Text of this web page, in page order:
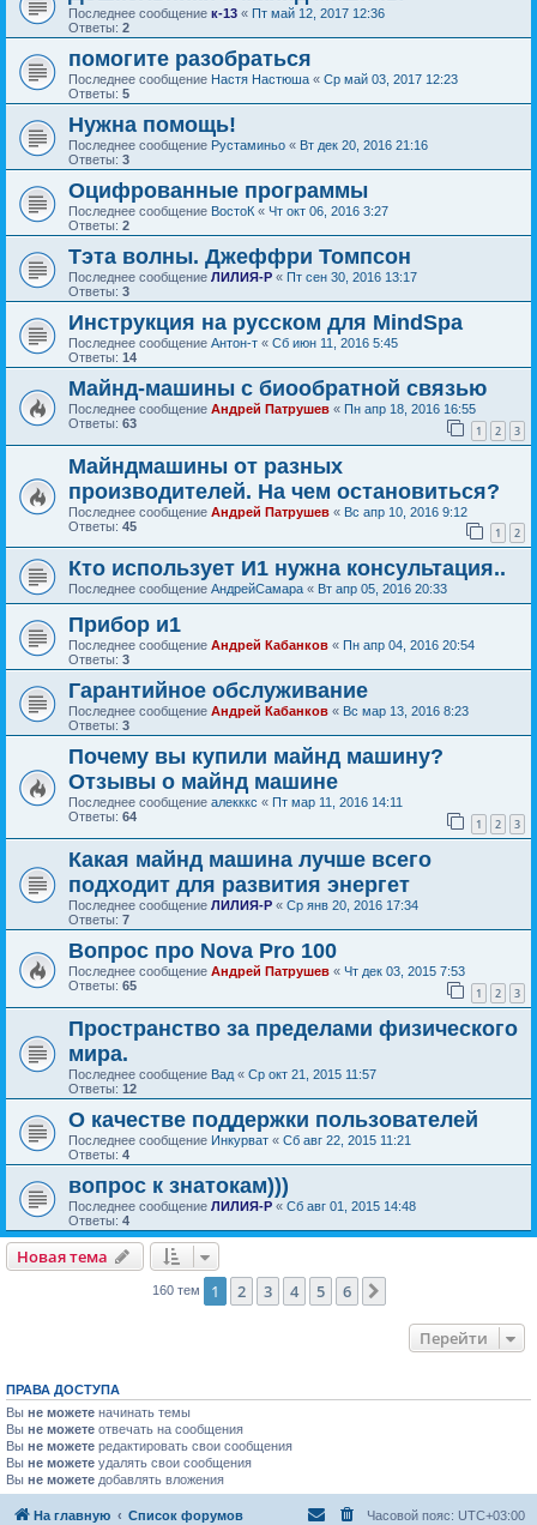
Последнее сообщение к-13 « Пт май 12, 2017 12:36
Ответы: 2
помогите разобраться
Последнее сообщение Настя Настюша « Ср май 03, 2017 12:23
Ответы: 5
Нужна помощь!
Последнее сообщение Рустаминьо « Вт дек 20, 2016 21:16
Ответы: 3
Оцифрованные программы
Последнее сообщение ВостоК « Чт окт 06, 2016 3:27
Ответы: 2
Тэта волны. Джеффри Томпсон
Последнее сообщение ЛИЛИЯ-Р « Пт сен 30, 2016 13:17
Ответы: 3
Инструкция на русском для MindSpa
Последнее сообщение Антон-т « Сб июн 11, 2016 5:45
Ответы: 14
Майнд-машины с биообратной связью
Последнее сообщение Андрей Патрушев « Пн апр 18, 2016 16:55
Ответы: 63 1 2 3
Майндмашины от разных
производителей. На чем остановиться?
Последнее сообщение Андрей Патрушев « Вс апр 10, 2016 9:12
Ответы: 45 1 2
Кто использует И1 нужна консультация..
Последнее сообщение АндрейСамара « Вт апр 05, 2016 20:33
Прибор и1
Последнее сообщение Андрей Кабанков « Пн апр 04, 2016 20:54
Ответы: 3
Гарантийное обслуживание
Последнее сообщение Андрей Кабанков « Вс мар 13, 2016 8:23
Ответы: 3
Почему вы купили майнд машину?
Отзывы о майнд машине
Последнее сообщение алекккс « Пт мар 11, 2016 14:11
Ответы: 64 1 2 3
Какая майнд машина лучше всего
подходит для развития энергет
Последнее сообщение ЛИЛИЯ-Р « Ср янв 20, 2016 17:34
Ответы: 7
Вопрос про Nova Pro 100
Последнее сообщение Андрей Патрушев « Чт дек 03, 2015 7:53
Ответы: 65 1 2 3
Пространство за пределами физического
мира.
Последнее сообщение Вад « Ср окт 21, 2015 11:57
Ответы: 12
О качестве поддержки пользователей
Последнее сообщение Инкурват « Сб авг 22, 2015 11:21
Ответы: 4
вопрос к знатокам)))
Последнее сообщение ЛИЛИЯ-Р « Сб авг 01, 2015 14:48
Ответы: 4
Новая тема
160 тем 1 2 3 4 5 6
Перейти
ПРАВА ДОСТУПА
Вы не можете начинать темы
Вы не можете отвечать на сообщения
Вы не можете редактировать свои сообщения
Вы не можете удалять свои сообщения
Вы не можете добавлять вложения
На главную Список форумов Часовой пояс: UTC+03:00